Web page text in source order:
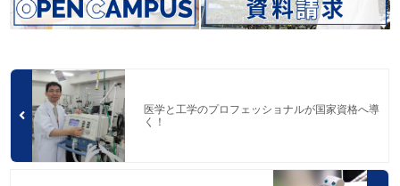
医学と工学のプロフェッショナルが国家資格へ導
く！